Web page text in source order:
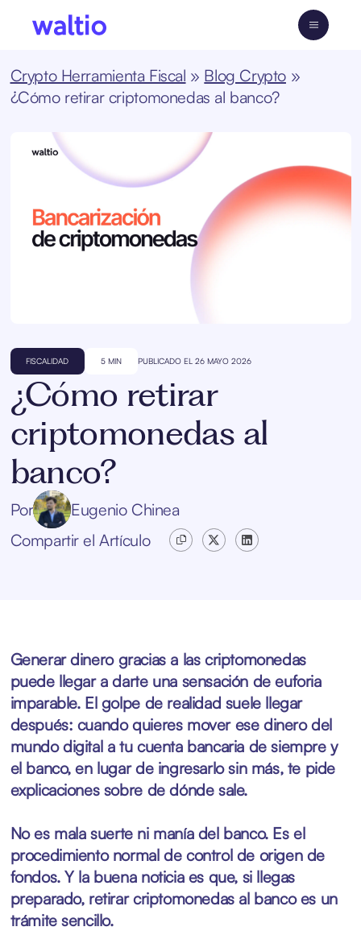
Crypto Herramienta Fiscal » Blog Crypto»
¿Cómo retirar criptomonedas al banco?
FISCALIDAD 5 MIN PUBLICADO EL 26 MAYO 2026
¿Cómo retirar
criptomonedas al
banco?
Por
Eugenio Chinea
Compartir el Artículo
Generar dinero gracias a las criptomonedas
puede llegar a darte una sensación de euforia
imparable. El golpe de realidad suele llegar
después: cuando quieres mover ese dinero del
mundo digital a tu cuenta bancaria de siempre y
el banco, en lugar de ingresarlo sin más, te pide
explicaciones sobre de dónde sale.
No es mala suerte ni manía del banco. Es el
procedimiento normal de control de origen de
fondos. Y la buena noticia es que, si llegas
preparado, retirar criptomonedas al banco es un
trámite sencillo.